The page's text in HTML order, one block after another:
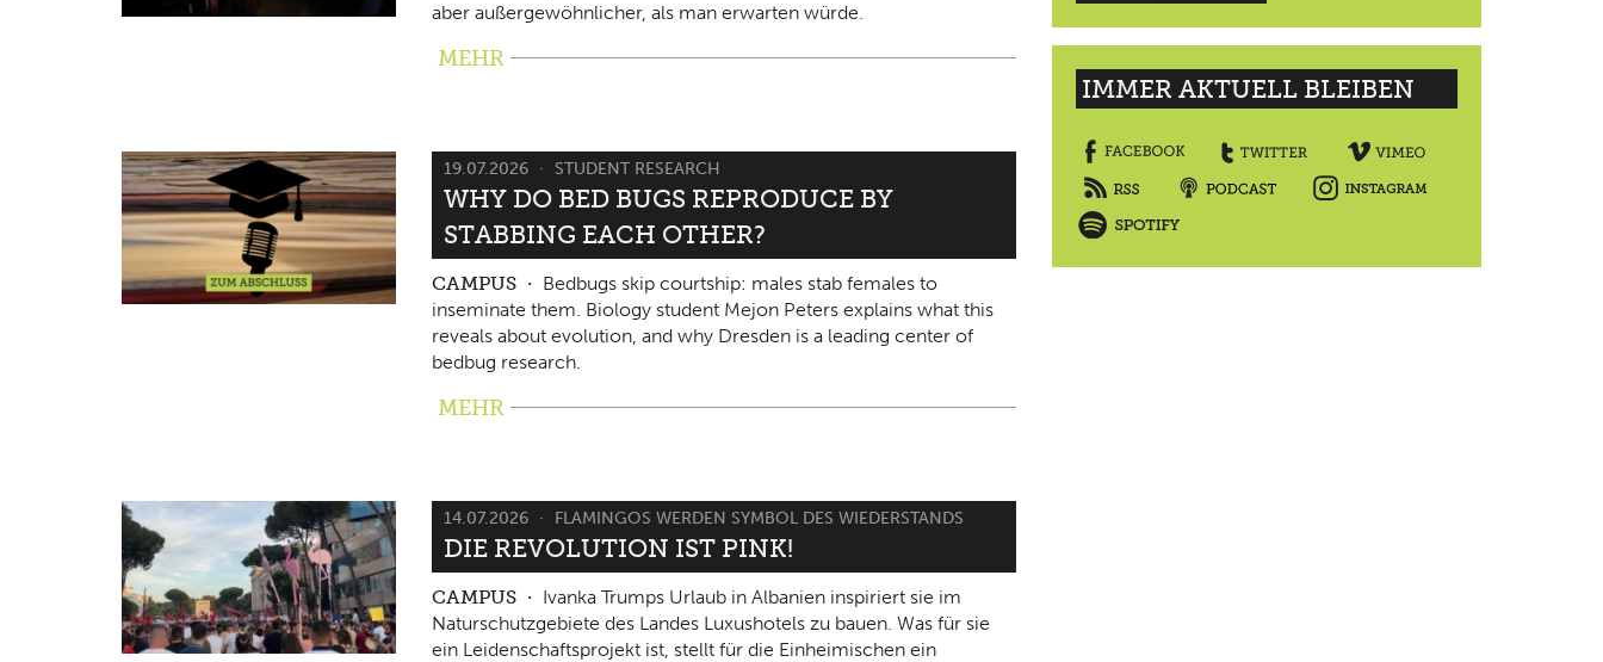
aber außergewöhnlicher, als man erwarten würde.
MEHR
19.07.2026 STUDENT RESEARCH
WHY DO BED BUGS REPRODUCE BY
STABBING EACH OTHER?
CAMPUS
Bedbugs skip courtship: males stab females to
inseminate them. Biology student Mejon Peters explains what this
reveals about evolution, and why Dresden is a leading center of
bedbug research.
MEHR
14.07.2026 FLAMINGOS WERDEN SYMBOL DES WIEDERSTANDS
DIE REVOLUTION IST PINK!
CAMPUS
Ivanka Trumps Urlaub in Albanien inspiriert sie im
Naturschutzgebiete des Landes Luxushotels zu bauen. Was für sie
ein Leidenschaftsprojekt ist, stellt für die Einheimischen ein
IMMER AKTUELL BLEIBEN